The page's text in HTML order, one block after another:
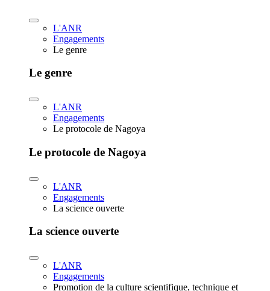
L'ANR
Engagements
Le genre
Le genre
L'ANR
Engagements
Le protocole de Nagoya
Le protocole de Nagoya
L'ANR
Engagements
La science ouverte
La science ouverte
L'ANR
Engagements
Promotion de la culture scientifique, technique et